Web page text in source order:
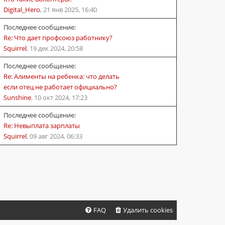
Digital_Hero, 21 янв 2025, 16:40
Последнее сообщение:
Re: Что дает профсоюз работнику?
Squirrel, 19 дек 2024, 20:58
Последнее сообщение:
Re: Алименты на ребенка: что делать
если отец не работает официально?
Sunshine, 10 окт 2024, 17:23
Последнее сообщение:
Re: Невыплата зарплаты
Squirrel, 09 авг 2024, 06:33
Удалить cookies
FAQ